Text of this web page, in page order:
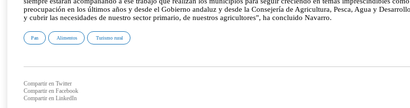
preocupación en los últimos años y desde el Gobierno andaluz y desde la Consejería de Agricultura, Pesca, Agua y
y cubrir las necesidades de nuestro sector primario, de nuestros agricultores", ha concluido Navarro.
Pan Alimentos Turismo rural
Compartir en Twitter
Compartir en Facebook
Compartir en LinkedIn